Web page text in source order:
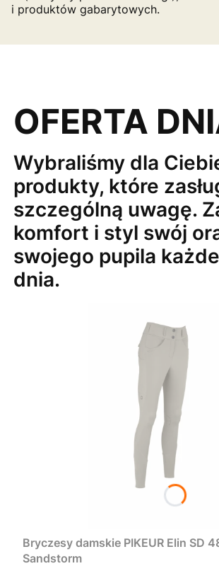
i produktów gabarytowych.
OFERTA
Wybraliśmy dla
produkty, które
szczególną uwagę.
komfort i styl swój
swojego pupila
dnia.
Bryczesy damskie PIKEUR Elin SD
Sandstorm